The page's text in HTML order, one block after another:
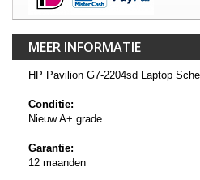
MEER INFORMATIE
HP Pavilion G7-2204sd Laptop
Conditie:
Nieuw A+ grade
Garantie:
12 maanden